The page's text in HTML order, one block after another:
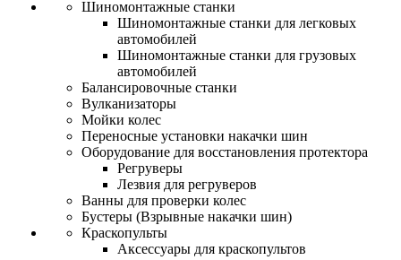
Шиномонтажные станки
Шиномонтажные станки для легковых
автомобилей
Шиномонтажные станки для грузовых
автомобилей
Балансировочные станки
Вулканизаторы
Мойки колес
Переносные установки накачки шин
Оборудование для восстановления протектора
Регруверы
Лезвия для регруверов
Ванны для проверки колес
Бустеры (Взрывные накачки шин)
Краскопульты
Аксессуары для краскопультов